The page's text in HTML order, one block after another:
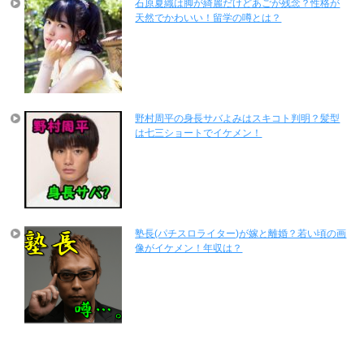
石原夏織は脚が綺麗だけどあごが残念？性格が
天然でかわいい！留学の噂とは？
野村周平の身長サバよみはスキコト判明？髪型
は七三ショートでイケメン！
塾長(パチスロライター)が嫁と離婚？若い頃の画
像がイケメン！年収は？